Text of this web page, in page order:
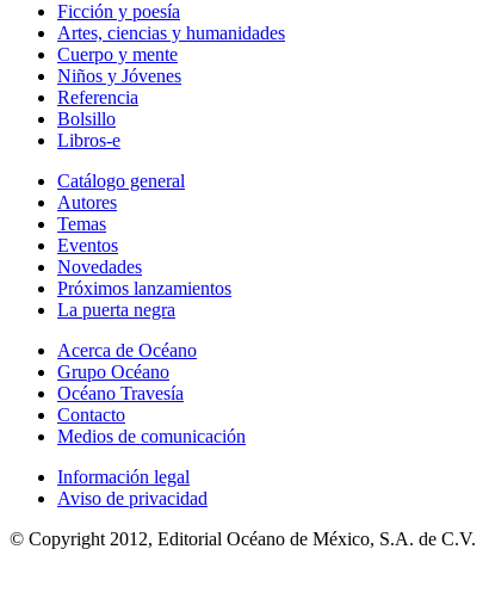
Ficción y poesía
Artes, ciencias y humanidades
Cuerpo y mente
Niños y Jóvenes
Referencia
Bolsillo
Libros-e
Catálogo general
Autores
Temas
Eventos
Novedades
Próximos lanzamientos
La puerta negra
Acerca de Océano
Grupo Océano
Océano Travesía
Contacto
Medios de comunicación
Información legal
Aviso de privacidad
© Copyright 2012, Editorial Océano de México, S.A. de C.V.